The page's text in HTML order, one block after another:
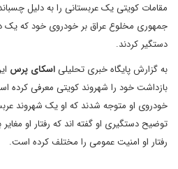
مقامات کویتی یک عربستانی را به دلیل
جمهوری مخلوع عراق بر خودروی خود که یک
دستگیر کردند.
به گزارش پایگاه خبری تحلیلیاسکای پرس
بازداشت خود را شهروند کویتی معرفی کرده
خودروی او متوجه شدند که او یک شهروند
توضیح دستگیری او گفته اند که رفتار او
رفتار او امنیت عمومی را مختلف کرده است.